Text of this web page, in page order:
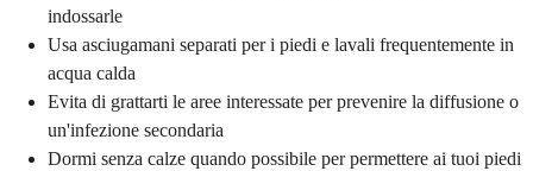
indossarle
Usa asciugamani separati per i piedi e lavali frequentemente in
acqua calda
Evita di grattarti le aree interessate per prevenire la diffusione o
un'infezione secondaria
Dormi senza calze quando possibile per permettere ai tuoi piedi